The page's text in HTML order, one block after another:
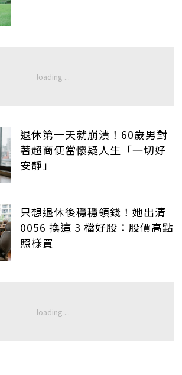
退休第一天就崩潰！60歲男對
著超商便當懷疑人生「一切好
安靜」
只想退休後穩穩領錢！她出清
0056 換這 3 檔好股：股價高點
照樣買